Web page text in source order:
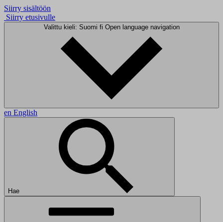
Siirry sisältöön
Siirry etusivulle
Valittu kieli: Suomi fi Open language navigation
en English
Hae